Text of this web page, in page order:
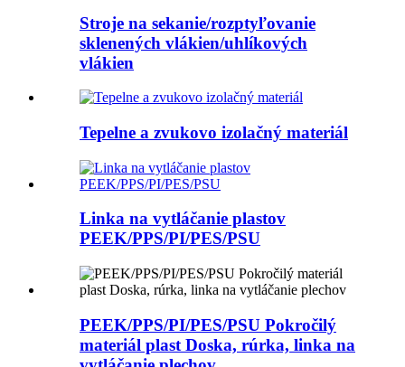
Stroje na sekanie/rozptyľovanie
sklenených vlákien/uhlíkových
vlákien
Tepelne a zvukovo izolačný materiál
Linka na vytláčanie plastov
PEEK/PPS/PI/PES/PSU
PEEK/PPS/PI/PES/PSU Pokročilý
materiál plast Doska, rúrka, linka na